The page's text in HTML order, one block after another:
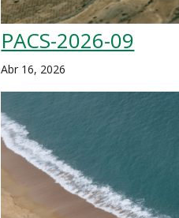
PACS-2026-09
Abr 16, 2026